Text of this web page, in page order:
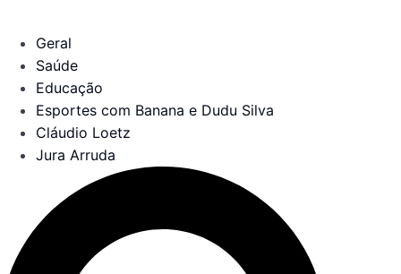
Geral
Saúde
Educação
Esportes com Banana e Dudu Silva
Cláudio Loetz
Jura Arruda